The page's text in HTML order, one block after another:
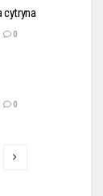
cytryna
0
0